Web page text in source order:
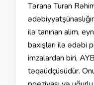
Təranə Turan
ilə tanınan alim,
baxışları ilə ədəbi
imzalardan biri,
təqaüdçüsüdür.